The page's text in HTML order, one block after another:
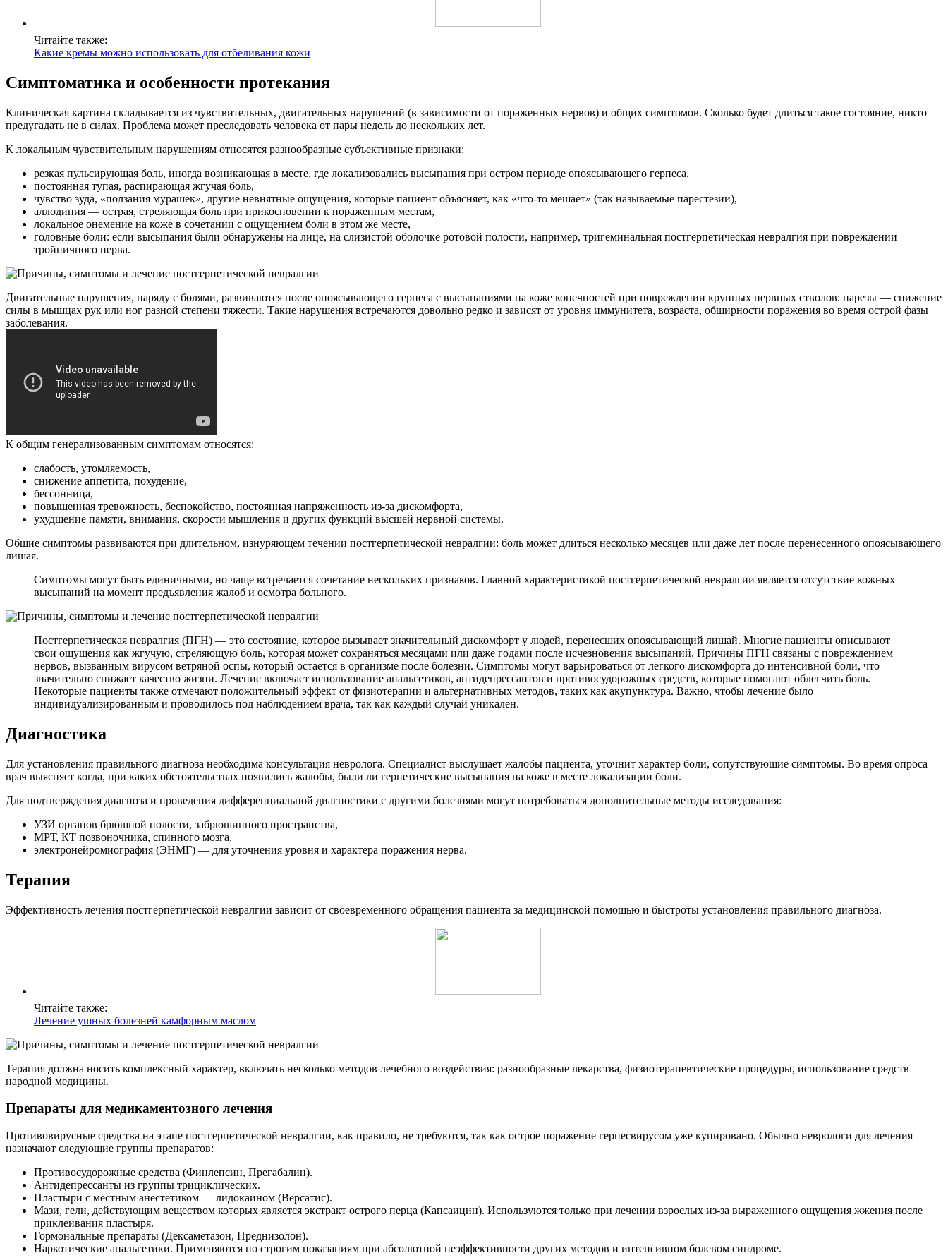
Читайте также:
Какие кремы можно использовать для отбеливания кожи
Симптоматика и особенности протекания
Клиническая картина складывается из чувствительных, двигательных нарушений (в зависимости от пораженных нервов) и общих симптомов. Сколько будет длиться такое состояние, никто
предугадать не в силах. Проблема может преследовать человека от пары недель до нескольких лет.
К локальным чувствительным нарушениям относятся разнообразные субъективные признаки:
резкая пульсирующая боль, иногда возникающая в месте, где локализовались высыпания при остром периоде опоясывающего герпеса,
постоянная тупая, распирающая жгучая боль,
чувство зуда, «ползания мурашек», другие невнятные ощущения, которые пациент объясняет, как «что-то мешает» (так называемые парестезии),
аллодиния — острая, стреляющая боль при прикосновении к пораженным местам,
локальное онемение на коже в сочетании с ощущением боли в этом же месте,
головные боли: если высыпания были обнаружены на лице, на слизистой оболочке ротовой полости, например, тригеминальная постгерпетическая невралгия при повреждении
тройничного нерва.
Двигательные нарушения, наряду с болями, развиваются после опоясывающего герпеса с высыпаниями на коже конечностей при повреждении крупных нервных стволов: парезы — снижение
силы в мышцах рук или ног разной степени тяжести. Такие нарушения встречаются довольно редко и зависят от уровня иммунитета, возраста, обширности поражения во время острой фазы
заболевания.
К общим генерализованным симптомам относятся:
слабость, утомляемость,
снижение аппетита, похудение,
бессонница,
повышенная тревожность, беспокойство, постоянная напряженность из-за дискомфорта,
ухудшение памяти, внимания, скорости мышления и других функций высшей нервной системы.
Общие симптомы развиваются при длительном, изнуряющем течении постгерпетической невралгии: боль может длиться несколько месяцев или даже лет после перенесенного опоясывающего
лишая.
Симптомы могут быть единичными, но чаще встречается сочетание нескольких признаков. Главной характеристикой постгерпетической невралгии является отсутствие кожных
высыпаний на момент предъявления жалоб и осмотра больного.
Постгерпетическая невралгия (ПГН) — это состояние, которое вызывает значительный дискомфорт у людей, перенесших опоясывающий лишай. Многие пациенты описывают
свои ощущения как жгучую, стреляющую боль, которая может сохраняться месяцами или даже годами после исчезновения высыпаний. Причины ПГН связаны с повреждением
нервов, вызванным вирусом ветряной оспы, который остается в организме после болезни. Симптомы могут варьироваться от легкого дискомфорта до интенсивной боли, что
значительно снижает качество жизни. Лечение включает использование анальгетиков, антидепрессантов и противосудорожных средств, которые помогают облегчить боль.
Некоторые пациенты также отмечают положительный эффект от физиотерапии и альтернативных методов, таких как акупунктура. Важно, чтобы лечение было
индивидуализированным и проводилось под наблюдением врача, так как каждый случай уникален.
Диагностика
Для установления правильного диагноза необходима консультация невролога. Специалист выслушает жалобы пациента, уточнит характер боли, сопутствующие симптомы. Во время опроса
врач выясняет когда, при каких обстоятельствах появились жалобы, были ли герпетические высыпания на коже в месте локализации боли.
Для подтверждения диагноза и проведения дифференциальной диагностики с другими болезнями могут потребоваться дополнительные методы исследования:
УЗИ органов брюшной полости, забрюшинного пространства,
МРТ, КТ позвоночника, спинного мозга,
электронейромиография (ЭНМГ) — для уточнения уровня и характера поражения нерва.
Терапия
Эффективность лечения постгерпетической невралгии зависит от своевременного обращения пациента за медицинской помощью и быстроты установления правильного диагноза.
Читайте также:
Лечение ушных болезней камфорным маслом
Терапия должна носить комплексный характер, включать несколько методов лечебного воздействия: разнообразные лекарства, физиотерапевтические процедуры, использование средств
народной медицины.
Препараты для медикаментозного лечения
Противовирусные средства на этапе постгерпетической невралгии, как правило, не требуются, так как острое поражение герпесвирусом уже купировано. Обычно неврологи для лечения
назначают следующие группы препаратов:
Противосудорожные средства (Финлепсин, Прегабалин).
Антидепрессанты из группы трициклических.
Пластыри с местным анестетиком — лидокаином (Версатис).
Мази, гели, действующим веществом которых является экстракт острого перца (Капсаицин). Используются только при лечении взрослых из-за выраженного ощущения жжения после
приклеивания пластыря.
Гормональные препараты (Дексаметазон, Преднизолон).
Наркотические анальгетики. Применяются по строгим показаниям при абсолютной неэффективности других методов и интенсивном болевом синдроме.